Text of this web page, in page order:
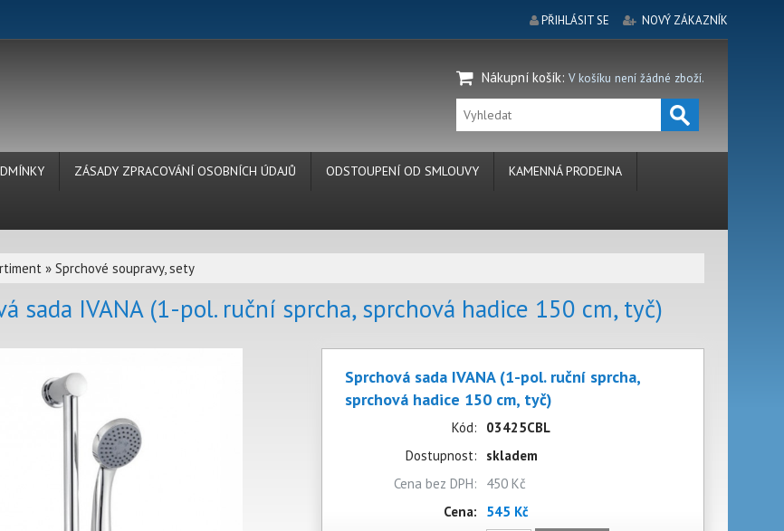
PŘIHLÁSIT SE NOVÝ ZÁKAZNÍK
Nákupní košík: V košíku není žádné zboží.
ZÁSADY ZPRACOVÁNÍ OSOBNÍCH ÚDAJŮ ODSTOUPENÍ OD SMLOUVY KAMENNÁ PRODEJNA
» Sprchové soupravy, sety
sada IVANA (1-pol. ruční sprcha, sprchová hadice 150 cm, tyč)
Sprchová sada IVANA (1-pol. ruční sprcha,
sprchová hadice 150 cm, tyč)
Kód:
03425CBL
Dostupnost:
skladem
Cena bez DPH:
450 Kč
Cena:
545 Kč